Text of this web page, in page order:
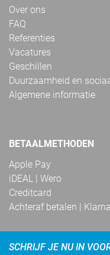
Over ons
FAQ
Referenties
Vacatures
Geschillen
Duurzaamheid en
Algemene informatie
BETAALMETHODEN
Apple Pay
iDEAL | Wero
Creditcard
Achteraf betalen | Klarna
SCHRIJF JE NU IN